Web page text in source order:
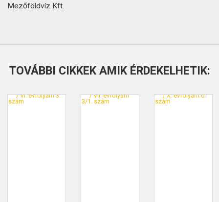
Mezőföldvíz Kft.
TOVÁBBI CIKKEK AMIK ÉRDEKELHETIK: